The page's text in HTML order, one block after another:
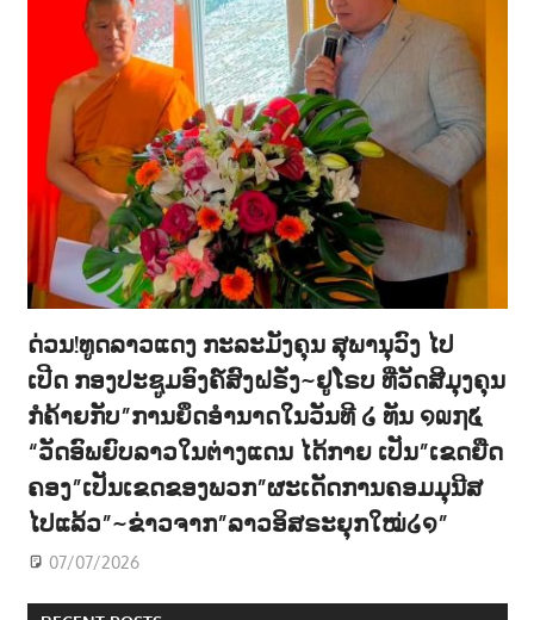
ດ່ວນ!ທູດລາວແດງ ກະລະມັງຄຸນ ສຸພານຸວົງ ໄປ
ເປີດ ກອງປະຊູມອົງຄ໌ສົງຝຣັ່ງ~ຢູໂຣບ ທີ່ວັດສີມຸງຄຸນ
ກໍຄ້າຍກັບ”ການຍຶດອຳນາດໃນວັນທີ ໒ ທັນ ໑໙໗໕
“ວັດອົພຍົບລາວໃນຕ່າງແດນ ໄດ້ກາຍ ເປັນ”ເຂດຍືດ
ຄອງ”ເປັນເຂດຂອງພວກ”ຜະເດັດການຄອມມຸນີສ
ໄປແລ້ວ”~ຂ່າວຈາກ”ລາວອິສຣະຍຸກໃໝ່໒໑”
07/07/2026